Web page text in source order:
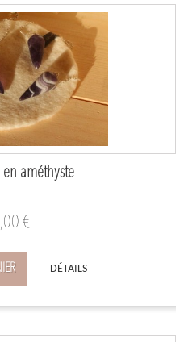
améthyste
€
DÉTAILS